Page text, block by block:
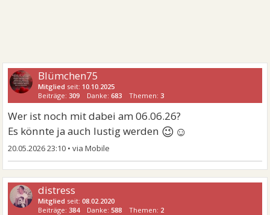
Blümchen75
Mitglied seit: 10.10.2025
Beiträge:309 Danke:683 Themen:3
Wer ist noch mit dabei am 06.06.26?
Es könnte ja auch lustig werden 😉☺
20.05.2026 23:10 •
distress
Mitglied seit:08.02.2020
Beiträge: 384 Danke: 588 Themen: 2